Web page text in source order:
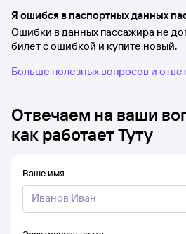
Я ошибся в паспортных данных
Ошибки в данных пассажира не
билет с ошибкой и купите новый.
Больше полезных вопросов и
Отвечаем на ваши
как работает Туту
Ваше имя